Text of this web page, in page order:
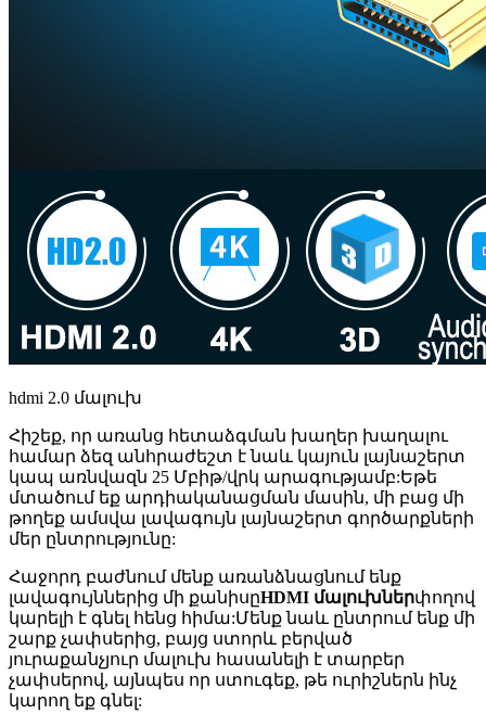
hdmi 2.0 մալուխ
Հիշեք, որ առանց հետաձգման խաղեր խաղալու
համար ձեզ անհրաժեշտ է նաև կայուն լայնաշերտ
կապ առնվազն 25 Մբիթ/վրկ արագությամբ:Եթե ​​
մտածում եք արդիականացման մասին, մի բաց մի
թողեք ամսվա լավագույն լայնաշերտ գործարքների
մեր ընտրությունը:
Հաջորդ բաժնում մենք առանձնացնում ենք
լավագույններից մի քանիսըHDMI մալուխներփողով
կարելի է գնել հենց հիմա:Մենք նաև ընտրում ենք մի
շարք չափսերից, բայց ստորև բերված
յուրաքանչյուր մալուխ հասանելի է տարբեր
չափսերով, այնպես որ ստուգեք, թե ուրիշներն ինչ
կարող եք գնել: